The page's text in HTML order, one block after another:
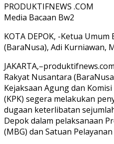
PRODUKTIFNEWS .COM
Media Bacaan Bw2
KOTA DEPOK, -Ketua
(BaraNusa), Adi Kurniawan,
Rakyat Nusantara
Kejaksaan Agung dan
(KPK) segera melakukan
dugaan keterlibatan
Depok dalam pelaksanaan
(MBG) dan Satuan